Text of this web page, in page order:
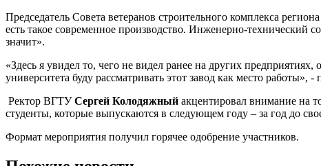
Председатель Совета ветеранов строительного комплекса региона
есть такое современное производство. Инженерно-технический
значит».
«Здесь я увидел то, чего не видел ранее на других
университета буду рассматривать этот завод как место
Ректор ВГТУСергей Колодяжный акцентировал внимание на
студенты, которые выпускаются в следующем году – за год до
Формат мероприятия получил горячее одобрение участников.